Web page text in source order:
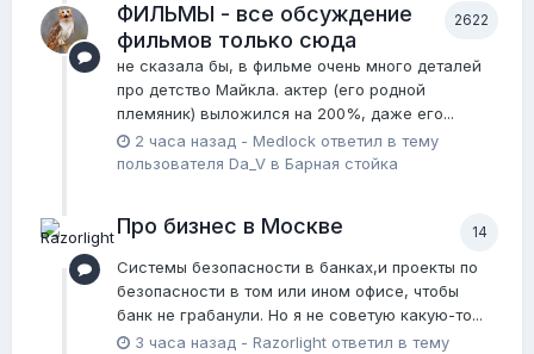
2622
ФИЛЬМЫ - все обсуждение
фильмов только сюда
не сказала бы, в фильме очень много деталей
про детство Майкла. актер (его родной
племяник) выложился на 200%, даже его...
2 часа назад - Medlock ответил в тему
пользователя Da_V в Барная стойка
14
Про бизнес в Москве
Системы безопасности в банках,и проекты по
безопасности в том или ином офисе, чтобы
банк не грабанули. Но я не советую какую-то...
3 часа назад - Razorlight ответил в тему